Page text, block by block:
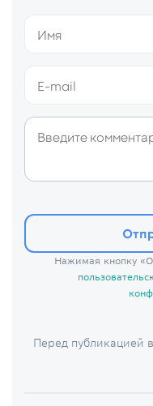
Нажимая кнопку
Перед публикацией